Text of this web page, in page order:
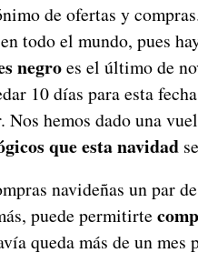
de ofertas y
todo el mundo, pues
negroes el último de
10 días para esta
Nos hemos dado una
que esta navidad
navideñas un par
puede permitirte
queda más de un